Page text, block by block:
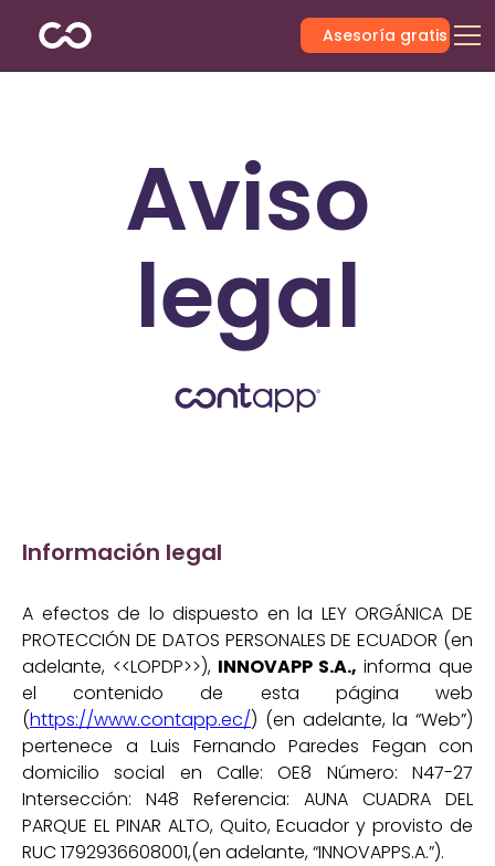
Asesoría gratis
Aviso
legal
Información legal
A efectos de lo dispuesto en la LEY ORGÁNICA DE
PROTECCIÓN DE DATOS PERSONALES DE ECUADOR (en
adelante, <<LOPDP>>),INNOVAPP S.A.,informa que
el contenido de esta página web
(https://www.contapp.ec/) (en adelante, la “Web”)
pertenece a Luis Fernando Paredes Fegan con
domicilio social en Calle: OE8 Número: N47-27
Intersección: N48 Referencia: AUNA CUADRA DEL
PARQUE EL PINAR ALTO, Quito, Ecuador y provisto de
RUC 1792936608001,(en adelante, “INNOVAPPS.A.”).